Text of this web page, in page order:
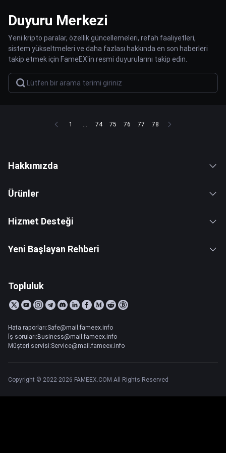
Duyuru Merkezi
Yeni kripto paralar, özellik güncellemeleri, refah faaliyetleri,
sistem yükseltmeleri ve daha fazlası hakkında en son haberleri
takip etmek için FameEX'in resmi duyurularını takip edin.
1 ... 74 75 76 77 78
Hakkımızda
Ürünler
Hizmet Desteği
Yeni Başlayan Rehberi
Topluluk
Hata raporları:Safe@mail.fameex.info
İş soruları:Business@mail.fameex.info
Müşteri servisi:Service@mail.fameex.info
Copyright © 2022-2026 FAMEEX.COM All Rights Reserved